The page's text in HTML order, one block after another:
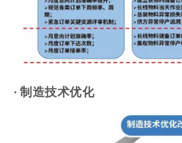
· 制造技术优化